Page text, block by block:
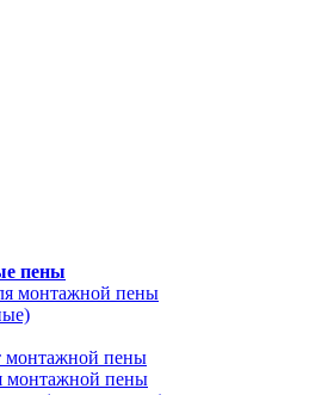
пены
монтажной пены
монтажной пены
монтажной пены